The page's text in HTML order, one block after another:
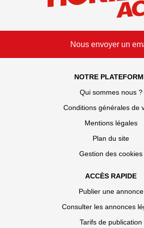
Nous envoyer un
NOTRE
Qui sommes nous ?
Conditions générales de
Mentions légales
Plan du site
Gestion des cookies
ACCÈS RAPIDE
Publier une annonce
Consulter les annonces
Tarifs de publication